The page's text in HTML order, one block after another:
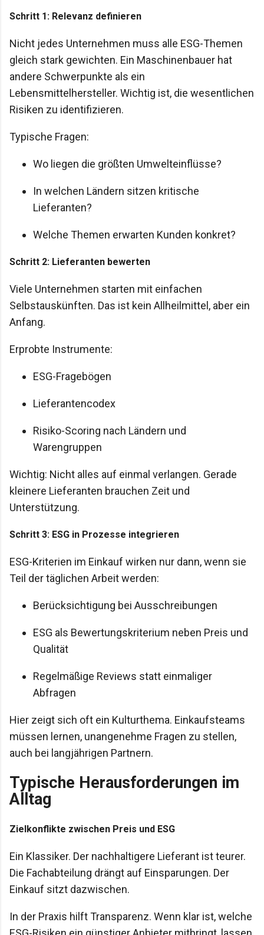
Schritt 1: Relevanz definieren
Nicht jedes Unternehmen muss alle ESG-Themen
gleich stark gewichten. Ein Maschinenbauer hat
andere Schwerpunkte als ein
Lebensmittelhersteller. Wichtig ist, die wesentlichen
Risiken zu identifizieren.
Typische Fragen:
Wo liegen die größten Umwelteinflüsse?
In welchen Ländern sitzen kritische
Lieferanten?
Welche Themen erwarten Kunden konkret?
Schritt 2: Lieferanten bewerten
Viele Unternehmen starten mit einfachen
Selbstauskünften. Das ist kein Allheilmittel, aber ein
Anfang.
Erprobte Instrumente:
ESG-Fragebögen
Lieferantencodex
Risiko-Scoring nach Ländern und
Warengruppen
Wichtig: Nicht alles auf einmal verlangen. Gerade
kleinere Lieferanten brauchen Zeit und
Unterstützung.
Schritt 3: ESG in Prozesse integrieren
ESG-Kriterien im Einkauf wirken nur dann, wenn sie
Teil der täglichen Arbeit werden:
Berücksichtigung bei Ausschreibungen
ESG als Bewertungskriterium neben Preis und
Qualität
Regelmäßige Reviews statt einmaliger
Abfragen
Hier zeigt sich oft ein Kulturthema. Einkaufsteams
müssen lernen, unangenehme Fragen zu stellen,
auch bei langjährigen Partnern.
Typische Herausforderungen im
Alltag
Zielkonflikte zwischen Preis und ESG
Ein Klassiker. Der nachhaltigere Lieferant ist teurer.
Die Fachabteilung drängt auf Einsparungen. Der
Einkauf sitzt dazwischen.
In der Praxis hilft Transparenz. Wenn klar ist, welche